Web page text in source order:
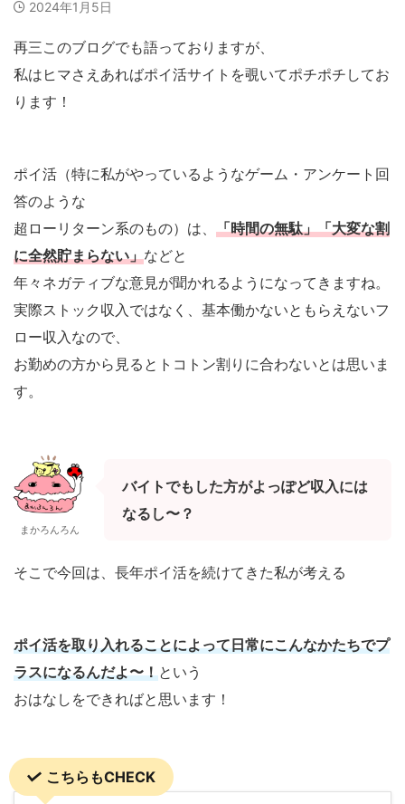
2024年1月5日
再三このブログでも語っておりますが、
私はヒマさえあればポイ活サイトを覗いてポチポチしてお
ります！
ポイ活（特に私がやっているようなゲーム・アンケート回
答のような
超ローリターン系のもの）は、 「時間の無駄」「大変な割
に全然貯まらない」などと
年々ネガティブな意見が聞かれるようになってきますね。
実際ストック収入ではなく、基本働かないともらえないフ
ロー収入なので、
お勤めの方から見るとトコトン割りに合わないとは思いま
す。
まかろんろん
バイトでもした方がよっぽど収入には
なるし〜？
そこで今回は、長年ポイ活を続けてきた私が考える
ポイ活を取り入れることによって日常にこんなかたちでプ
ラスになるんだよ〜！という
おはなしをできればと思います！
こちらもCHECK